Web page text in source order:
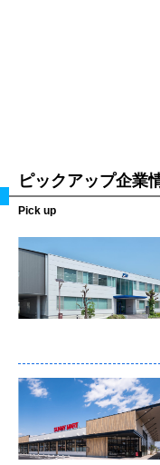
ピックアップ企業
Pick up